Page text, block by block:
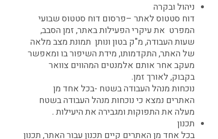
ניהול ובקרה
דוח סטטוס לאתר –פרסום דוח סטטוס שבועי
המפרט את עיקרי הפעילות באתר, זמן הסבב,
שעות העבודה, מ"ק בטון ונותן תמונת מצב מלאה
של האתר, התקדמותו, מידת השיפור בו ומאפשר
מעקב אחר אותם אלמנטים המהווים צוואר
בקבוק, לאורך זמן.
נוכחות מנהל העבודה בשטח -בכל אחד מן
האתרים נמצא כי נוכחות מנהל העבודה בשטח
מעלה את התפוקות ומגבירה את היעילות .
תכנון
בכל אחד מן האתרים קיים תכנון עבור האתר, תכנון